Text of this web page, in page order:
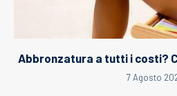
Abbronzatura a tutti i costi?
7 Agosto